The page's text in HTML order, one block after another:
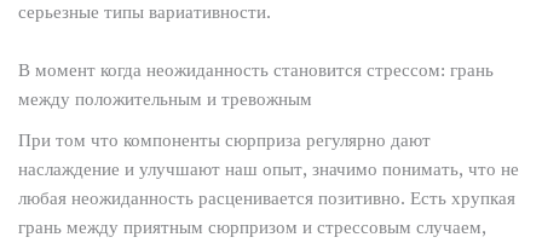
серьезные типы вариативности.
В момент когда неожиданность становится стрессом: грань
между положительным и тревожным
При том что компоненты сюрприза регулярно дают
наслаждение и улучшают наш опыт, значимо понимать, что не
любая неожиданность расценивается позитивно. Есть хрупкая
грань между приятным сюрпризом и стрессовым случаем,